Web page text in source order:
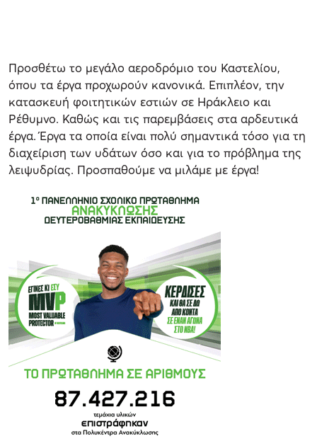
Προσθέτω το μεγάλο αεροδρόμιο του Καστελίου,
όπου τα έργα προχωρούν κανονικά. Επιπλέον, την
κατασκευή φοιτητικών εστιών σε Ηράκλειο και
Ρέθυμνο. Καθώς και τις παρεμβάσεις στα αρδευτικά
έργα. Έργα τα οποία είναι πολύ σημαντικά τόσο για τη
διαχείριση των υδάτων όσο και για το πρόβλημα της
λειψυδρίας. Προσπαθούμε να μιλάμε με έργα!